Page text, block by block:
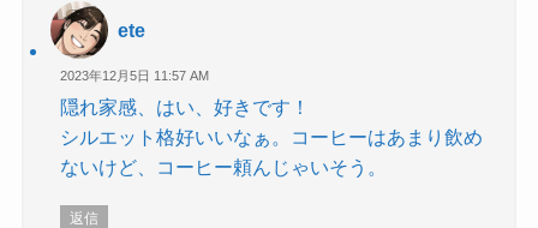
ete
2023年12月5日 11:57 AM
隠れ家感、はい、好きです！
シルエット格好いいなぁ。コーヒーはあまり飲め
ないけど、コーヒー頼んじゃいそう。
返信